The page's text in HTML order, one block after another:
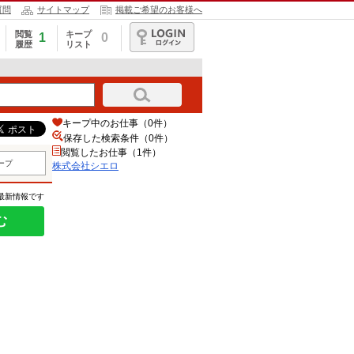
問 サイトマップ 掲載ご希望のお客様へ
閲覧
履歴
1
キープ
リスト
0
ログイン
プ
新情報です
キープ中のお仕事（0件）
保存した検索条件（0件）
閲覧したお仕事（1件）
株式会社シエロ